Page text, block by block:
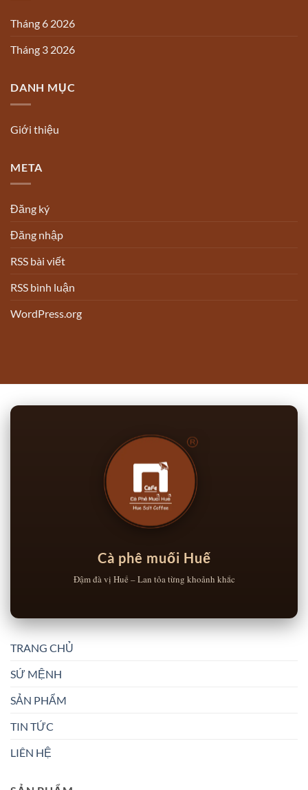
Tháng 6 2026
Tháng 3 2026
DANH MỤC
Giới thiệu
META
Đăng ký
Đăng nhập
RSS bài viết
RSS bình luận
WordPress.org
Cà phê muối Huế
Đậm đà vị Huế – Lan tỏa từng khoảnh khắc
TRANG CHỦ
SỨ MỆNH
SẢN PHẨM
TIN TỨC
LIÊN HỆ